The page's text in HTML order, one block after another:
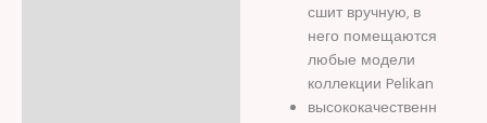
сшит вручную, в
него помещаются
любые модели
коллекции Pelikan
высококачественн